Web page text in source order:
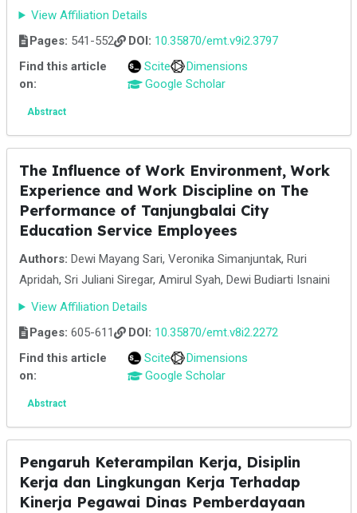
View Affiliation Details
Pages: 541-552 DOI: 10.35870/emt.v9i2.3797
Find this article
on:
Scite
Dimensions
Google Scholar
Abstract
The Influence of Work Environment, Work
Experience and Work Discipline on The
Performance of Tanjungbalai City
Education Service Employees
Authors: Dewi Mayang Sari, Veronika Simanjuntak, Ruri
Apridah, Sri Juliani Siregar, Amirul Syah, Dewi Budiarti Isnaini
View Affiliation Details
Pages: 605-611 DOI: 10.35870/emt.v8i2.2272
Find this article
on:
Scite
Dimensions
Google Scholar
Abstract
Pengaruh Keterampilan Kerja, Disiplin
Kerja dan Lingkungan Kerja Terhadap
Kinerja Pegawai Dinas Pemberdayaan